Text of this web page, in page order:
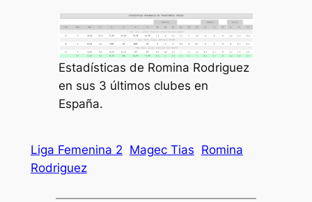
Estadísticas de Romina Rodriguez
en sus 3 últimos clubes en
España.
Liga Femenina 2 Magec Tias Romina
Rodriguez